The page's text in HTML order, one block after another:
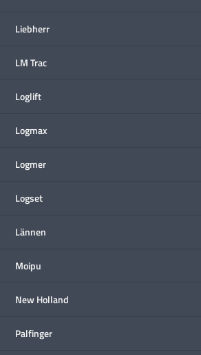
Liebherr
LM Trac
Loglift
Logmax
Logmer
Logset
Lännen
Moipu
New Holland
Palfinger